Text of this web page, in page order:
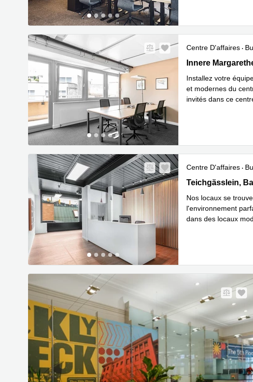
Centre D'affaires
Innere
Innere
Installez votre
et modernes du
invités dans ce
Centre D'affaires
Teichgässlein
Teichgässlein,
Nos locaux se
l'environnement
dans des locaux